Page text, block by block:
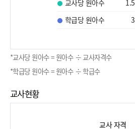
교사당 원아수 1.5
학급당 원아수
3
*교사당 원아수 = 원아수 ÷ 교사자격수
*학급당 원아수 = 원아수 ÷ 학급수
교사현황
교사 자격